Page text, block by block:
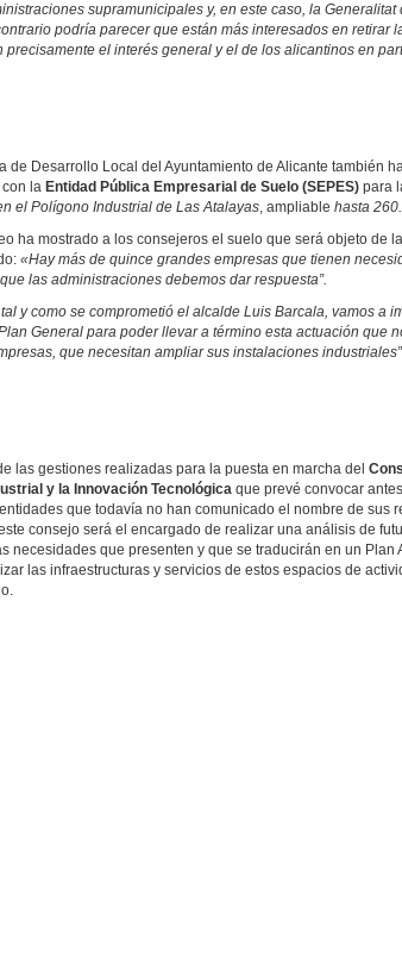
supramunicipales y, en este caso, la Generalitat
podría parecer que están más interesados en retirar
precisamente el interés general y el de los alicantinos en
de Desarrollo Local del Ayuntamiento de Alicante también
la Entidad Pública Empresarial de Suelo (SEPES) para
el Polígono Industrial de Las Atalayas, ampliable hasta
ha mostrado a los consejeros el suelo que será objeto de
«Hay más de quince grandes empresas que tienen
las administraciones debemos dar respuesta”.
y como se comprometió el alcalde Luis Barcala, vamos a
General para poder llevar a término esta actuación que
que necesitan ampliar sus instalaciones
las gestiones realizadas para la puesta en marcha del
y la Innovación Tecnológica que prevé convocar
que todavía no han comunicado el nombre de sus
consejo será el encargado de realizar una análisis de
necesidades que presenten y que se traducirán en un Plan
las infraestructuras y servicios de estos espacios de